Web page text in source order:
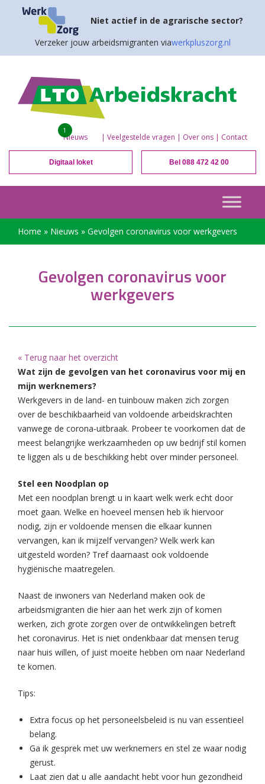
Niet actief in de agrarische sector?
Verzeker jouw arbeidsmigranten viawerkpluszorg.nl
Nieuws
1
| Veelgestelde vragen | Over ons | Contact
Digitaal loket Bel 088 472 42 00
Home » Nieuws » Gevolgen coronavirus voor werkgevers
Gevolgen coronavirus voor
werkgevers
« Terug naar het overzicht
Wat zijn de gevolgen van het coronavirus voor mij en
mijn werknemers?
Werkgevers in de land- en tuinbouw maken zich zorgen
over de beschikbaarheid van voldoende arbeidskrachten
vanwege de corona-uitbraak. Probeer te voorkomen dat de
meest belangrijke werkzaamheden op uw bedrijf stil komen
te liggen als u de beschikking hebt over minder personeel.
Stel een Noodplan op
Met een noodplan brengt u in kaart welk werk echt door
moet gaan. Welke en hoeveel mensen heb ik hiervoor
nodig, zijn er voldoende mensen die elkaar kunnen
vervangen, kan ik mijzelf vervangen? Welk werk kan
uitgesteld worden? Tref daarnaast ook voldoende
hygiënische maatregelen.
Naast de inwoners van Nederland maken ook de
arbeidsmigranten die hier aan het werk zijn of komen
werken, zich grote zorgen over de ontwikkelingen betreft
het coronavirus. Het is niet ondenkbaar dat mensen terug
naar huis willen, of juist moeite hebben om naar Nederland
te komen.
Tips:
Extra focus op het personeelsbeleid is nu van essentieel
belang.
Ga ik gesprek met uw werknemers en stel ze waar nodig
gerust.
Laat zien dat u alle aandacht hebt voor hun gezondheid